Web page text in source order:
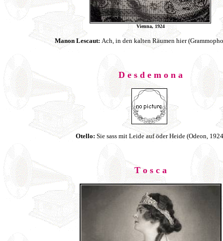
Vienna, 1924
Manon Lescaut: Ach, in den kalten Räumen hier
D e s d e m o n a
Otello: Sie sass mit Leide auf öder Heide (Odeon,
T o s c a